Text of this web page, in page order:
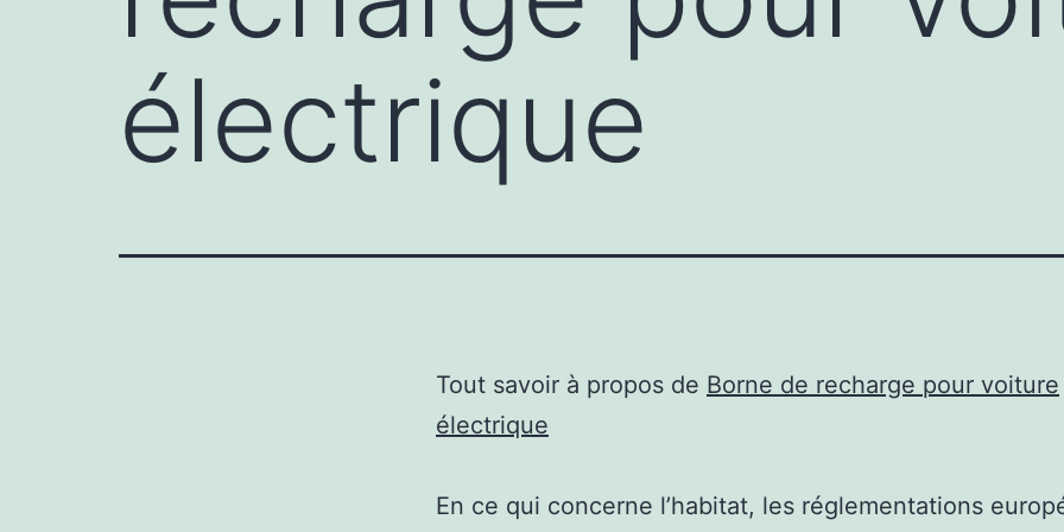
électrique
Tout savoir à propos de Borne de recharge pour voiture
électrique
En ce qui concerne l’habitat, les réglementations